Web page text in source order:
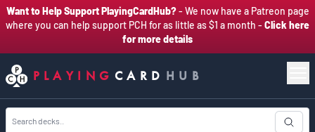
Want to Help Support PlayingCardHub?- We now have a Patreon page
where you can help support PCH for as little as $1 a month - Click here
for more details
PLAYING CARD HUB